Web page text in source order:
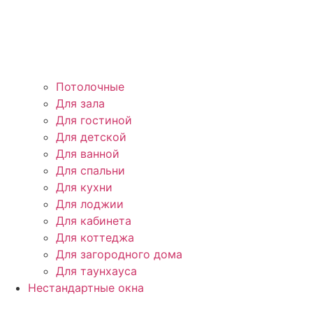
Потолочные
Для зала
Для гостиной
Для детской
Для ванной
Для спальни
Для кухни
Для лоджии
Для кабинета
Для коттеджа
Для загородного дома
Для таунхауса
Нестандартные окна